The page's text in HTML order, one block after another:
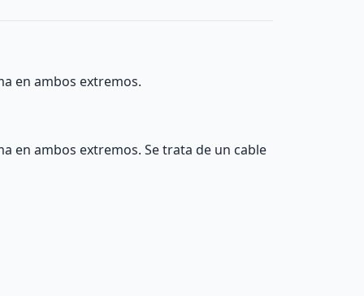
en ambos extremos.
en ambos extremos. Se trata de un cable